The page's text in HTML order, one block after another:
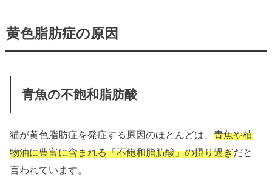
黄色脂肪症の原因
青魚の不飽和脂肪酸
猫が黄色脂肪症を発症する原因のほとんどは、青魚や植
物油に豊富に含まれる「不飽和脂肪酸」の摂り過ぎだと
言われています。